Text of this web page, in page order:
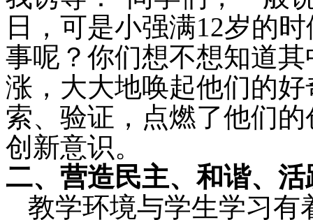
日，可是小强满12岁的
事呢？你们想不想知道
涨，大大地唤起他们的
索、验证，点燃了他们
创新意识。
二、营造民主、和谐、
教学环境与学生学习有